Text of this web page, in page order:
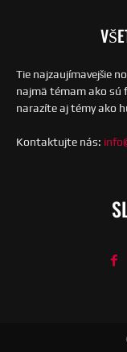
Tie najzaujímavejšie
najmä témam ako sú
narazíte aj témy ako
Kontaktujte nás: